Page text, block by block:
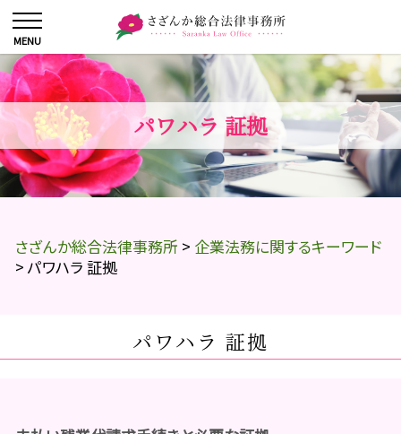
パワハラ 証拠
さざんか総合法律事務所 > 企業法務に関するキーワード
> パワハラ 証拠
パワハラ 証拠